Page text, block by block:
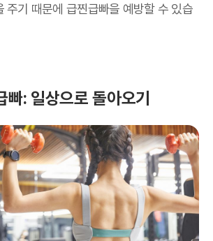
주기 때문에 급찐급빠을 예방할 수 있습
빠: 일상으로 돌아오기